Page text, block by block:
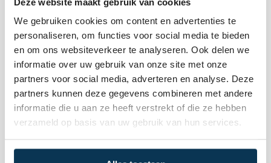
We gebruiken cookies om content en advertenties te
personaliseren, om functies voor social media te bieden
en om ons websiteverkeer te analyseren. Ook delen we
informatie over uw gebruik van onze site met onze
partners voor social media, adverteren en analyse. Deze
partners kunnen deze gegevens combineren met andere
informatie die u aan ze heeft verstrekt of die ze hebben
verzameld op basis van uw gebruik van hun services.
ondernemingen met een ijzersterke balans,
een lage schuldgraad en een bewezen,
voorspelbare kasstroom. Bedrijven die
bovendien een rationele waardering kennen,
gekenmerkt door een koers-winstverhouding
van structureel onder de 13, bieden je
portefeuille een robuuste veiligheidsmarge.
Omdat dit type ondernemingen consistent
economische voor- als tegenspoed, vervalt